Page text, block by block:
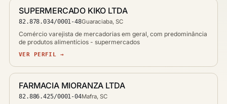
SUPERMERCADO KIKO LTDA
82.878.034/0001-48Guaraciaba, SC
Comércio varejista de mercadorias em geral, com predominância
de produtos alimentícios - supermercados
VER PERFIL →
FARMACIA MIORANZA LTDA
82.886.425/0001-04Mafra, SC